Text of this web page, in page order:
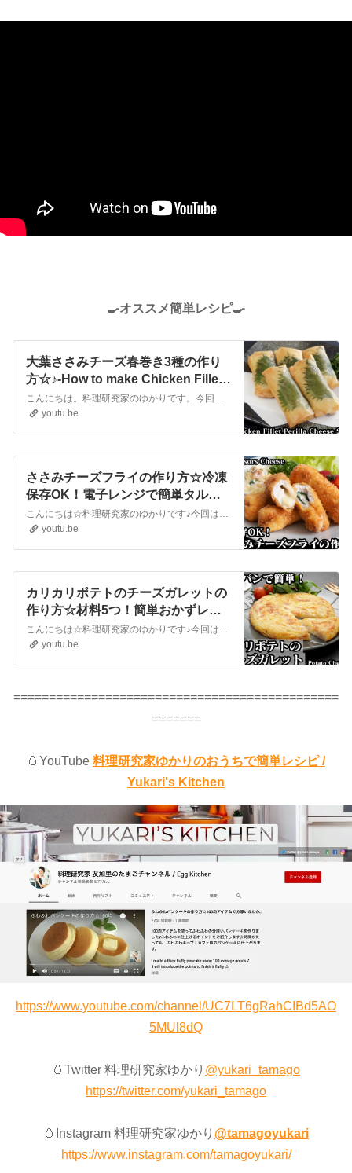
🍳オススメ簡単レシピ🍳
大葉ささみチーズ春巻き3種の作り
方☆♪-How to make Chicken Fillet
Perilla Cheese Spring Roll-【料理
研究家ゆかり】
youtu.be
ささみチーズフライの作り方☆冷凍
保存OK！電子レンジで簡単タルタ
ルソースもご紹介♪-How to make
Fried Scissors Cheese-【料理研究
家ゆかり】
youtu.be
カリカリポテトのチーズガレットの
作り方☆材料5つ！簡単おかずレシ
ピ♪カリカリに仕上げるコツをご紹
介します☆-How to make Potato
Cheese Galette-【料理研究家ゆか
youtu.be
==============================================
=======
🥚YouTube 料理研究家ゆかりのおうちで簡単レシピ /
Yukari's Kitchen
https://www.youtube.com/channel/UC7LT6gRahCIBd5AO
5MUl8dQ
🥚Twitter 料理研究家ゆかり @yukari_tamago
https://twitter.com/yukari_tamago
🥚Instagram 料理研究家ゆかり @tamagoyukari
https://www.instagram.com/tamagoyukari/